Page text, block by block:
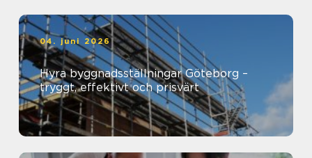
04. juni 2026
Hyra byggnadsställningar Göteborg –
tryggt, effektivt och prisvärt